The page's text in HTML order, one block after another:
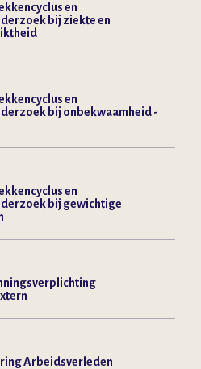
en
bij ziekte en
en
bij onbekwaamheid -
en
bij gewichtige
Arbeidsverleden